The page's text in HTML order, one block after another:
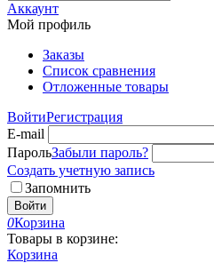
Аккаунт
Мой профиль
Заказы
Список сравнения
Отложенные товары
ВойтиРегистрация
E-mail
ПарольЗабыли пароль?
Создать учетную запись
Запомнить
Войти
0Корзина
Товары в корзине:
Корзина